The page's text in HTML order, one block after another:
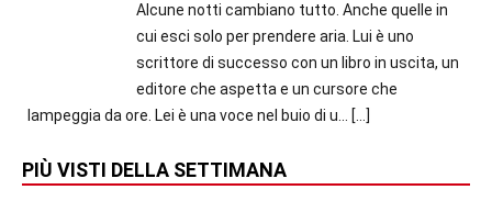
Alcune notti cambiano tutto. Anche quelle in
cui esci solo per prendere aria. Lui è uno
scrittore di successo con un libro in uscita, un
editore che aspetta e un cursore che
lampeggia da ore. Lei è una voce nel buio di u... […]
PIÙ VISTI DELLA SETTIMANA